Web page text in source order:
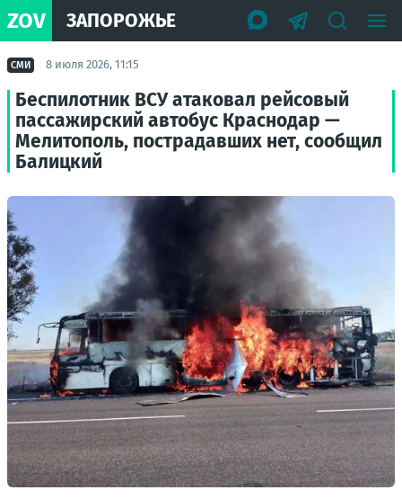
ZOV ЗАПОРОЖЬЕ
СМИ 8 июля 2026, 11:15
Беспилотник ВСУ атаковал рейсовый
пассажирский автобус Краснодар —
Мелитополь, пострадавших нет, сообщил
Балицкий